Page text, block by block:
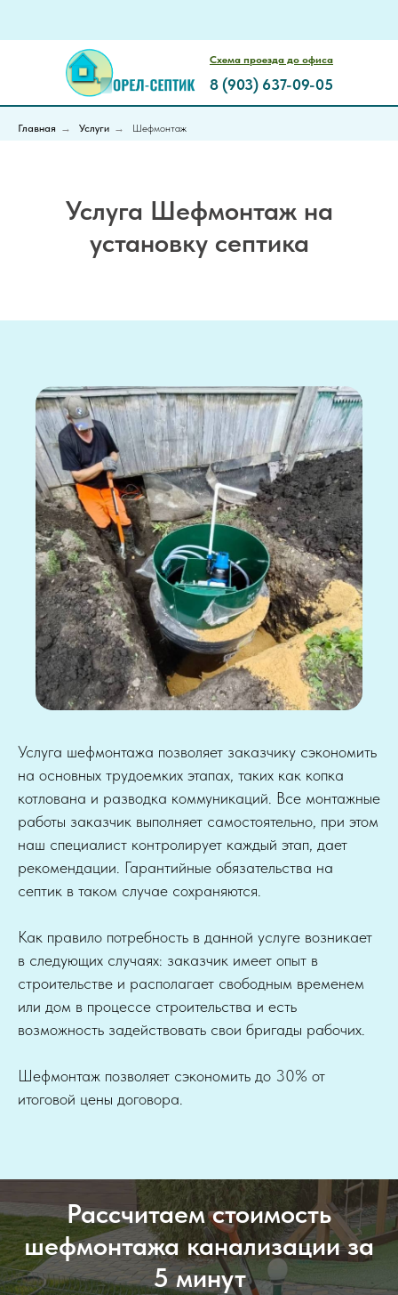
8 (903) 637-09-05
Схема проезда до офиса
Главная → Услуги → Шефмонтаж
Услуга Шефмонтаж на
установку септика
Услуга шефмонтажа позволяет заказчику сэкономить
на основных трудоемких этапах, таких как копка
котлована и разводка коммуникаций. Все монтажные
работы заказчик выполняет самостоятельно, при этом
наш специалист контролирует каждый этап, дает
рекомендации. Гарантийные обязательства на
септик в таком случае сохраняются.
Как правило потребность в данной услуге возникает
в следующих случаях: заказчик имеет опыт в
строительстве и располагает свободным временем
или дом в процессе строительства и есть
возможность задействовать свои бригады рабочих.
Шефмонтаж позволяет сэкономить до 30% от
итоговой цены договора.
Рассчитаем стоимость
шефмонтажа канализации за
5 минут